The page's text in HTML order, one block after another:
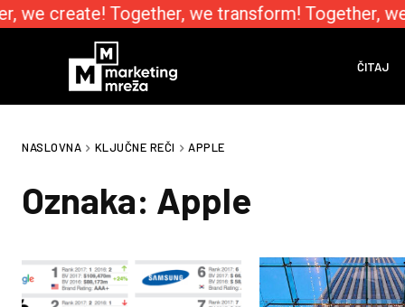
we create! Together, we transform! Together,
ČITAJ
NASLOVNA KLJUČNE REČI APPLE
Oznaka: Apple